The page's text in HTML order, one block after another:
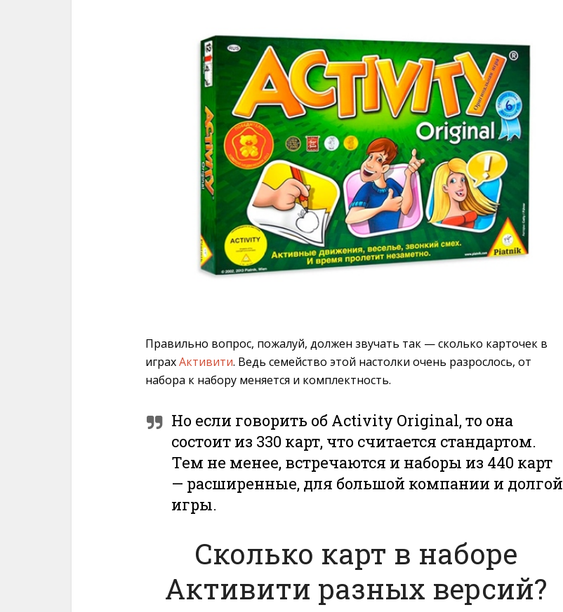
Правильно вопрос, пожалуй, должен звучать так — сколько карточек в
играхАктивити. Ведь семейство этой настолки очень разрослось, от
набора к набору меняется и комплектность.
Но если говорить об Activity Original, то она
состоит из 330 карт, что считается стандартом.
Тем не менее, встречаются и наборы из 440 карт
— расширенные, для большой компании и долгой
игры.
Сколько карт в наборе
Активити разных версий?